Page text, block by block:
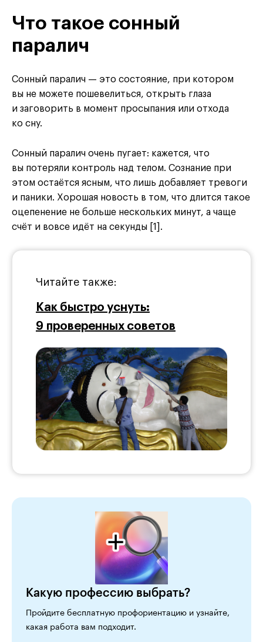
Что такое сонный
паралич
Сонный паралич — это состояние, при котором
вы не можете пошевелиться, открыть глаза
и заговорить в момент просыпания или отхода
ко сну.
Сонный паралич очень пугает: кажется, что
вы потеряли контроль над телом. Сознание при
этом остаётся ясным, что лишь добавляет тревоги
и паники. Хорошая новость в том, что длится такое
оцепенение не больше нескольких минут, а чаще
счёт и вовсе идёт на секунды [1].
Читайте также:
Как быстро уснуть:
9 проверенных советов
Какую профессию выбрать?
Пройдите бесплатную профориентацию и узнайте,
какая работа вам подходит.